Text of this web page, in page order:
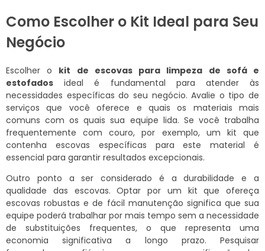
Como Escolher o Kit Ideal para Seu
Negócio
Escolher o kit de escovas para limpeza de sofá e
estofados ideal é fundamental para atender às
necessidades específicas do seu negócio. Avalie o tipo de
serviços que você oferece e quais os materiais mais
comuns com os quais sua equipe lida. Se você trabalha
frequentemente com couro, por exemplo, um kit que
contenha escovas específicas para este material é
essencial para garantir resultados excepcionais.
Outro ponto a ser considerado é a durabilidade e a
qualidade das escovas. Optar por um kit que ofereça
escovas robustas e de fácil manutenção significa que sua
equipe poderá trabalhar por mais tempo sem a necessidade
de substituições frequentes, o que representa uma
economia significativa a longo prazo. Pesquisar